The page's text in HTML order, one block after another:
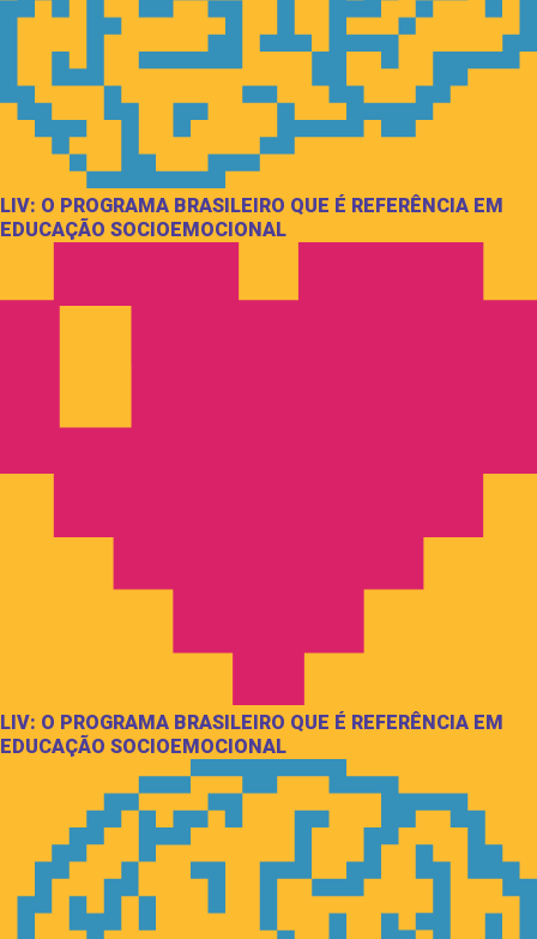
LIV: O PROGRAMA BRASILEIRO QUE É REFERÊNCIA EM
EDUCAÇÃO SOCIOEMOCIONAL
LIV: O PROGRAMA BRASILEIRO QUE É REFERÊNCIA EM
EDUCAÇÃO SOCIOEMOCIONAL